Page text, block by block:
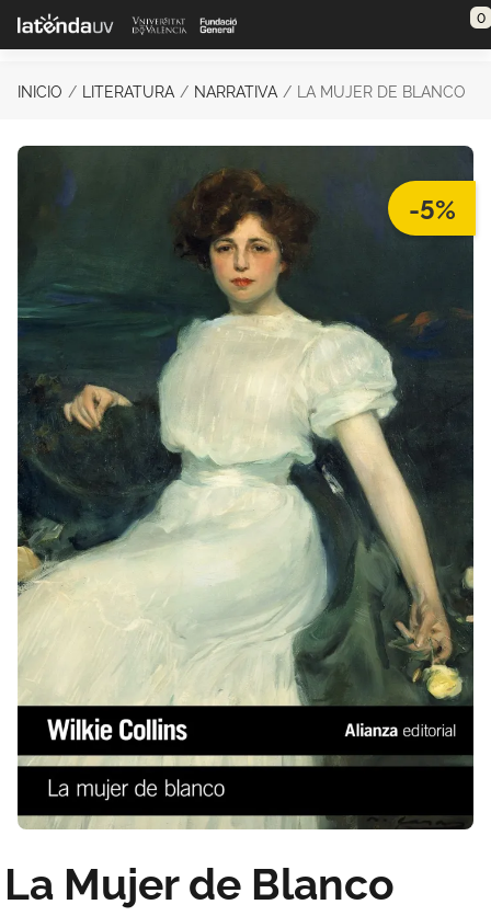
Saltar al contenido principal 0
INICIO LITERATURA NARRATIVA LA MUJER DE BLANCO
-5%
La Mujer de Blanco